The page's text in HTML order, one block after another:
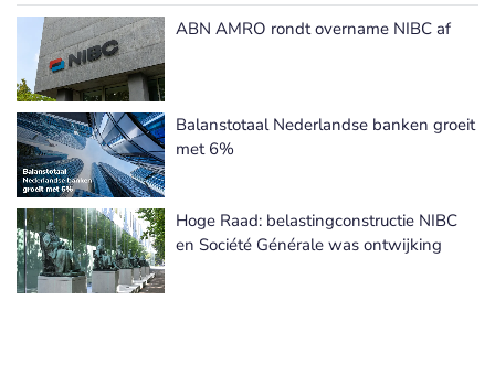
ABN AMRO rondt overname NIBC af
Balanstotaal Nederlandse banken groeit
met 6%
Hoge Raad: belastingconstructie NIBC
en Société Générale was ontwijking